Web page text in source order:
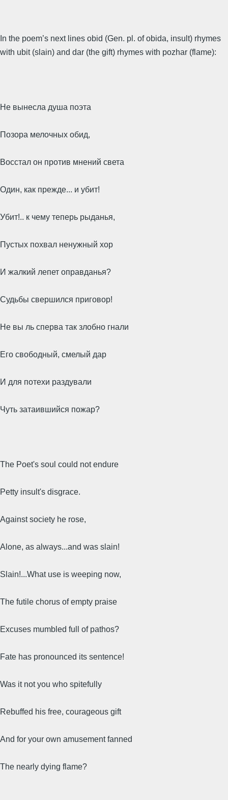
In the poem’s next lines obid (Gen. pl. of obida, insult) rhymes
with ubit (slain) and dar (the gift) rhymes with pozhar (flame):
Не вынесла душа поэта
Позора мелочных обид,
Восстал он против мнений света
Один, как прежде... и убит!
Убит!.. к чему теперь рыданья,
Пустых похвал ненужный хор
И жалкий лепет оправданья?
Судьбы свершился приговор!
Не вы ль сперва так злобно гнали
Его свободный, смелый дар
И для потехи раздували
Чуть затаившийся пожар?
The Poet's soul could not endure
Petty insult's disgrace.
Against society he rose,
Alone, as always...and was slain!
Slain!...What use is weeping now,
The futile chorus of empty praise
Excuses mumbled full of pathos?
Fate has pronounced its sentence!
Was it not you who spitefully
Rebuffed his free, courageous gift
And for your own amusement fanned
The nearly dying flame?